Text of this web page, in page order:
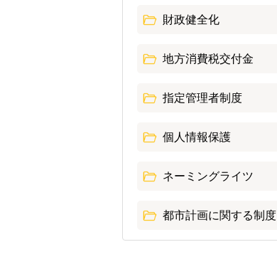
財政健全化
地方消費税交付金
指定管理者制度
個人情報保護
ネーミングライツ
都市計画に関する制度